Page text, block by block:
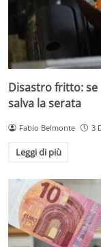
Disastro fritto: se
salva la serata
Fabio Belmonte 3
Leggi di più